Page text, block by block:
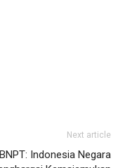
Next article
Indonesia Negara